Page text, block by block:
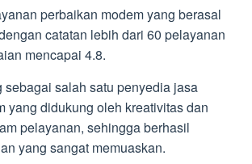
perbaikan modem yang berasal
catatan lebih dari 60 pelayanan
mencapai 4.8.
sebagai salah satu penyedia jasa
yang didukung oleh kreativitas dan
pelayanan, sehingga berhasil
yang sangat memuaskan.